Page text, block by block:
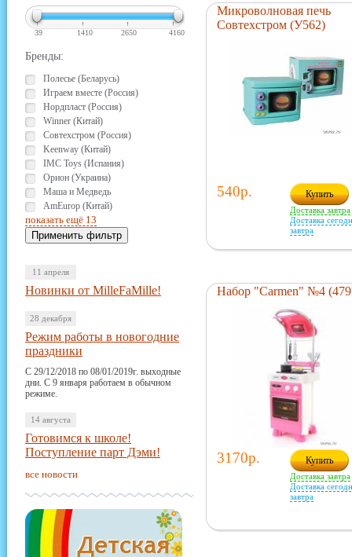
39 1410 2650 4160
Бренды:
Полесье (Беларусь)
Играем вместе (Россия)
Нордпласт (Россия)
Winner (Китай)
Совтехстром (Россия)
Keenway (Китай)
IMC Toys (Испания)
Орион (Украина)
Маша и Медведь
AmEurop (Китай)
показать ещё 13
11 апреля
Новинки от MilleFaMille!
28 декабря
Режим работы в новогодние
праздники
С 29/12/2018 по 08/01/2019г. выходные
дни. С 9 января работаем в обычном
режиме.
14 августа
Готовимся к школе!
Поступление парт Дэми!
все новости
Микроволновая печь
Совтехстром (У562)
540р. Купить
Доставка завтра
Доставка
завтра
Набор "Carmen" №4
3170р. Купить
Доставка завтра
Доставка
завтра